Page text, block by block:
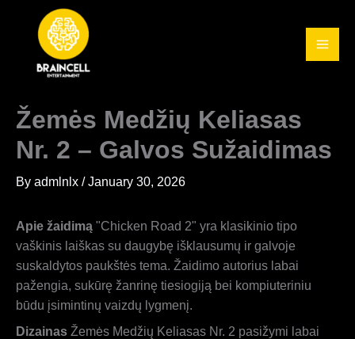
content
Žemės Medžių Keliasas
Nr. 2 – Galvos Sužaidimas
By admlnlx /January 30, 2026
Apie žaidimą "Chicken Road 2" yra klasikinio tipo
vaškinis laiškas su daugybę išklausumų ir galvoje
suskaldytos paukštės tema. Žaidimo autorius labai
pažengia, sukūrę žanrinę tiesiogiją bei kompiuteriniu
būdu įsimintinų vaizdų lygmenį.
Dizainas Žemės Medžių Keliasas Nr. 2 pasižymi labai